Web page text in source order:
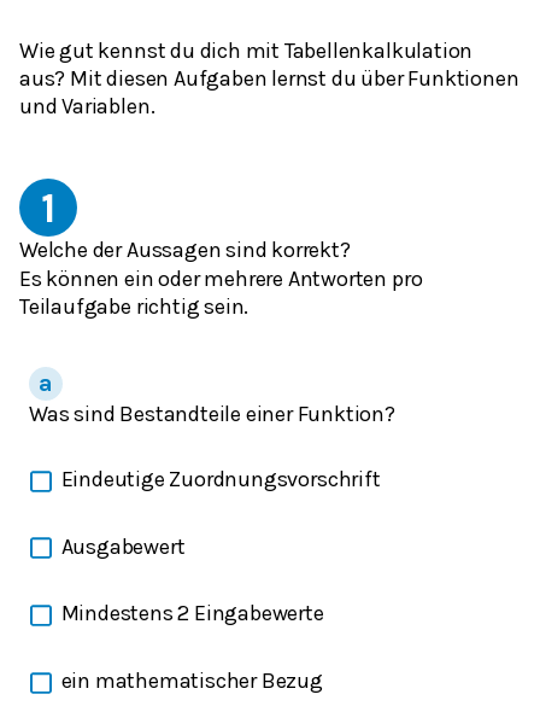
Wie gut kennst du dich mit Tabellenkalkulation
aus? Mit diesen Aufgaben lernst du über Funktionen
und Variablen.
1
Welche der Aussagen sind korrekt?
Es können ein oder mehrere Antworten pro
Teilaufgabe richtig sein.
Was sind Bestandteile einer Funktion?
Eindeutige Zuordnungsvorschrift
Ausgabewert
Mindestens 2 Eingabewerte
ein mathematischer Bezug